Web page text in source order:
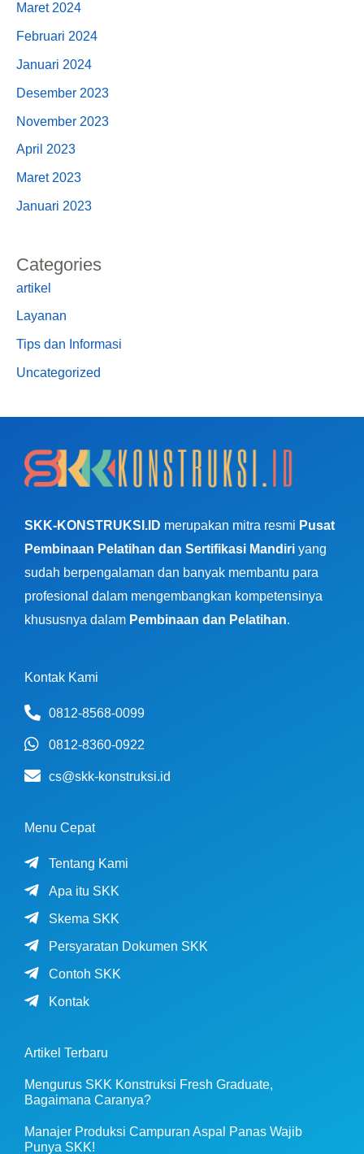
Maret 2024
Februari 2024
Januari 2024
Desember 2023
November 2023
April 2023
Maret 2023
Januari 2023
Categories
artikel
Layanan
Tips dan Informasi
Uncategorized
SKK-KONSTRUKSI.ID merupakan mitra resmi Pusat
Pembinaan Pelatihan dan Sertifikasi Mandiri yang
sudah berpengalaman dan banyak membantu para
profesional dalam mengembangkan kompetensinya
khususnya dalam Pembinaan dan Pelatihan.
Kontak Kami
0812-8568-0099
0812-8360-0922
cs@skk-konstruksi.id
Menu Cepat
Tentang Kami
Apa itu SKK
Skema SKK
Persyaratan Dokumen SKK
Contoh SKK
Kontak
Artikel Terbaru
Mengurus SKK Konstruksi Fresh Graduate,
Bagaimana Caranya?
Manajer Produksi Campuran Aspal Panas Wajib
Punya SKK!